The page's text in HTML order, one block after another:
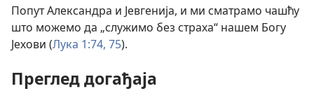
Попут Александра и Јевгенија, и ми сматрамо чашћу
што можемо да „служимо без страха“ нашем Богу
Јехови (Лука 1:74, 75).
Преглед догађаја